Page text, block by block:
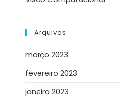
Arquivos
março 2023
fevereiro 2023
janeiro 2023